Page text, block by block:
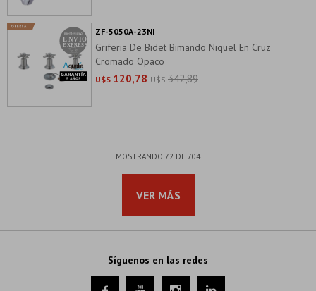
Griferia De Bidet Bimando Niquel En Cruz
Cromado Opaco
U$S 120,78 U$S 342,89
ZF-5050A-23NI
MOSTRANDO 72 DE 704
VER MÁS
Síguenos en las redes